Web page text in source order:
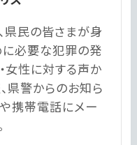
県民の皆さまが身
必要な犯罪の発
女性に対する声か
県警からのお知ら
携帯電話にメー